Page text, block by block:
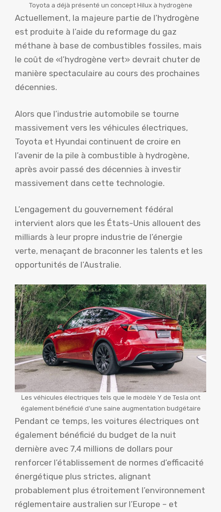
Toyota a déjà présenté un concept Hilux à hydrogène
Actuellement, la majeure partie de l’hydrogène
est produite à l’aide du reformage du gaz
méthane à base de combustibles fossiles, mais
le coût de «l’hydrogène vert» devrait chuter de
manière spectaculaire au cours des prochaines
décennies.
Alors que l’industrie automobile se tourne
massivement vers les véhicules électriques,
Toyota et Hyundai continuent de croire en
l’avenir de la pile à combustible à hydrogène,
après avoir passé des décennies à investir
massivement dans cette technologie.
L’engagement du gouvernement fédéral
intervient alors que les États-Unis allouent des
milliards à leur propre industrie de l’énergie
verte, menaçant de braconner les talents et les
opportunités de l’Australie.
Les véhicules électriques tels que le modèle Y de Tesla ont
également bénéficié d’une saine augmentation budgétaire
Pendant ce temps, les voitures électriques ont
également bénéficié du budget de la nuit
dernière avec 7,4 millions de dollars pour
renforcer l’établissement de normes d’efficacité
énergétique plus strictes, alignant
probablement plus étroitement l’environnement
réglementaire australien sur l’Europe – et